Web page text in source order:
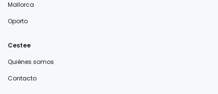
Mallorca
Oporto
Cestee
Quiénes somos
Contacto